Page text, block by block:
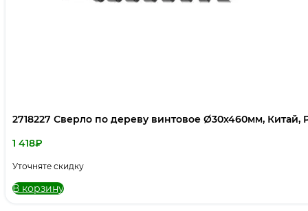
2718227 Сверло по дереву винтовое Ø30х460мм, Китай,
1 418₽
Уточняте скидку
В корзину